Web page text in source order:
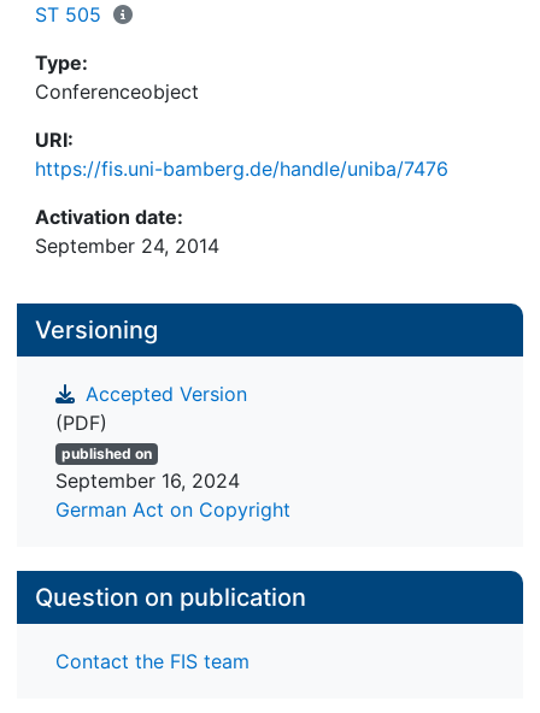
ST 505
Type:
Conferenceobject
URI:
https://fis.uni-bamberg.de/handle/uniba/7476
Activation date:
September 24, 2014
Versioning
Accepted Version
(PDF)
published on
September 16, 2024
German Act on Copyright
Question on publication
Contact the FIS team